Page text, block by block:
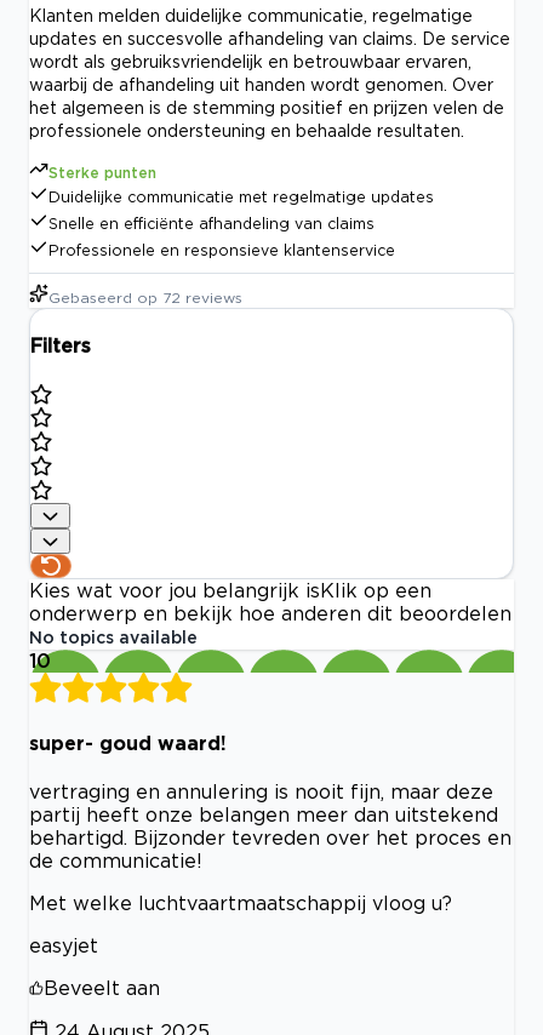
Klanten melden duidelijke communicatie, regelmatige
updates en succesvolle afhandeling van claims. De service
wordt als gebruiksvriendelijk en betrouwbaar ervaren,
waarbij de afhandeling uit handen wordt genomen. Over
het algemeen is de stemming positief en prijzen velen de
professionele ondersteuning en behaalde resultaten.
Sterke punten
Duidelijke communicatie met regelmatige updates
Snelle en efficiënte afhandeling van claims
Professionele en responsieve klantenservice
Gebaseerd op 72 reviews
Filters
Kies wat voor jou belangrijk is Klik op een
onderwerp en bekijk hoe anderen dit beoordelen
No topics available
10
super- goud waard!
vertraging en annulering is nooit fijn, maar deze
partij heeft onze belangen meer dan uitstekend
behartigd. Bijzonder tevreden over het proces en
de communicatie!
Met welke luchtvaartmaatschappij vloog u?
easyjet
Beveelt aan